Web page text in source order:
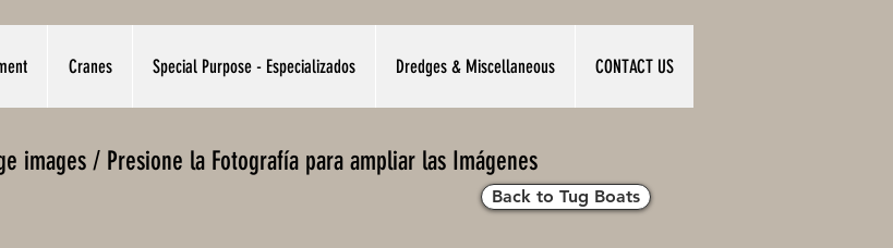
Cranes Special Purpose - Especializados Dredges & Miscellaneous CONTACT US
images / Presione la Fotografía para ampliar las Imágenes
Back to Tug Boats